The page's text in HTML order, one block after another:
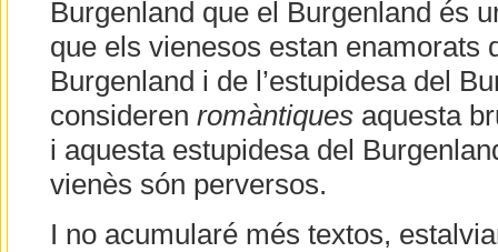
Burgenland que el Burgenland és
que els vienesos estan enamorats
Burgenland i de l’estupidesa del
consideren romàntiquesaquesta
i aquesta estupidesa del
vienès són perversos.
I no acumularé més textos,